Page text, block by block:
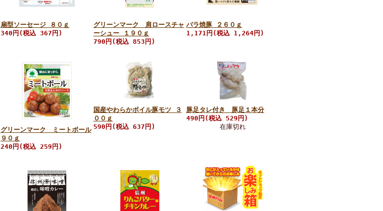
扇型ソーセージ ８０ｇ
340円(税込 367円)
グリーンマーク 肩ロースチャ
ーシュー １９０ｇ
790円(税込 853円)
バラ焼豚 ２６０ｇ
1,171円(税込 1,264円)
グリーンマーク ミートボール
９０ｇ
240円(税込 259円)
国産やわらかボイル豚モツ ３
００ｇ
590円(税込 637円)
豚足タレ付き 豚足１本分
490円(税込 529円)
在庫切れ